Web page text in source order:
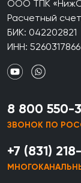
ООО ТПК
Расчетный
БИК: 042202821
ИНН:
8 800 550-
ЗВОНОК ПО
+7 (831)